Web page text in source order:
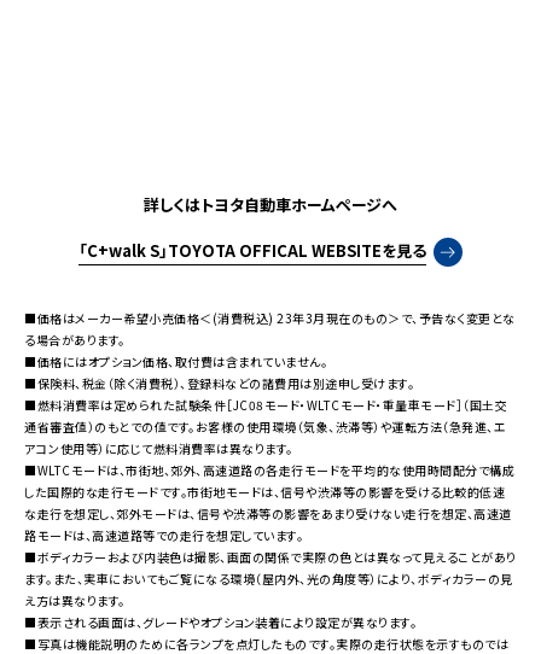
詳しくはトヨタ自動車ホームページへ
「C+walk S」TOYOTA OFFICAL WEBSITEを見る
■価格はメーカー希望小売価格＜(消費税込) 23年3月現在のもの＞で、予告なく変更とな
る場合があります。
■価格にはオプション価格、取付費は含まれていません。
■保険料、税金（除く消費税）、登録料などの諸費用は別途申し受けます。
■燃料消費率は定められた試験条件［JC08モード・WLTCモード・重量車モード］（国土交
通省審査値）のもとでの値です。お客様の使用環境（気象、渋滞等）や運転方法（急発進、エ
アコン使用等）に応じて燃料消費率は異なります。
■WLTCモードは、市街地、郊外、高速道路の各走行モードを平均的な使用時間配分で構成
した国際的な走行モードです。市街地モードは、信号や渋滞等の影響を受ける比較的低速
な走行を想定し、郊外モードは、信号や渋滞等の影響をあまり受けない走行を想定、高速道
路モードは、高速道路等での走行を想定しています。
■ボディカラーおよび内装色は撮影、画面の関係で実際の色とは異なって見えることがあり
ます。また、実車においてもご覧になる環境（屋内外、光の角度等）により、ボディカラーの見
え方は異なります。
■表示される画面は、グレードやオプション装着により設定が異なります。
■写真は機能説明のために各ランプを点灯したものです。実際の走行状態を示すものでは